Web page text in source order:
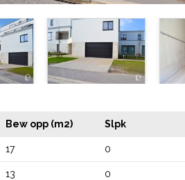
Bew opp (m2) Slpk
17 0
13 0